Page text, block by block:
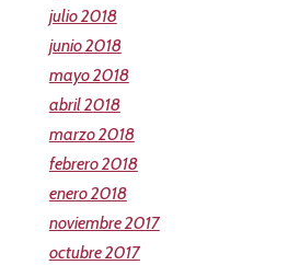
julio 2018
junio 2018
mayo 2018
abril 2018
marzo 2018
febrero 2018
enero 2018
noviembre 2017
octubre 2017